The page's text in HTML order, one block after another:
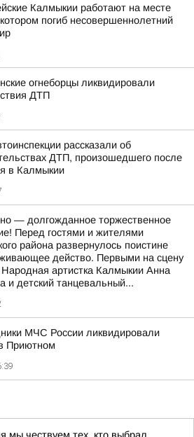
Калмыкии работают на месте
погиб несовершеннолетний
огнеборцы ликвидировали
ДТП
рассказали об
ДТП, произошедшего после
в Калмыкии
— долгожданное торжественное
Перед гостями и жителями
района развернулось поистине
действо. Первыми на сцену
артистка Калмыкии Анна
и детский танцевальный...
МЧС России ликвидировали
Приютном